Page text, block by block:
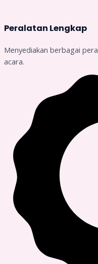
Peralatan Lengkap
Menyediakan berbagai
acara.